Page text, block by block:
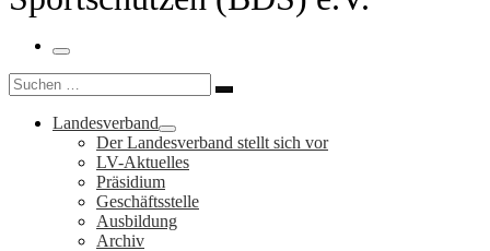
Menü
Suche
Suchen …
Landesverband
Der Landesverband stellt sich vor
LV-Aktuelles
Präsidium
Geschäftsstelle
Ausbildung
Archiv